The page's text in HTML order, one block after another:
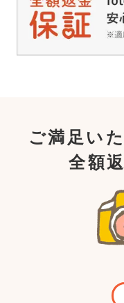
ご満足い
全額